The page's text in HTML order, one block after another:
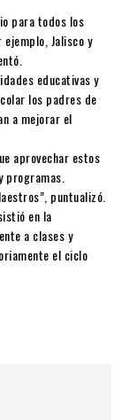
para todos los
Jalisco y
educativas y
los padres de
a mejorar el
aprovechar estos
puntualizó.
en la
a clases y
el ciclo